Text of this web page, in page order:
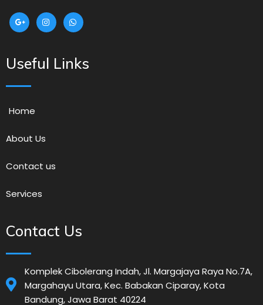
Useful Links
Home
About Us
Contact us
Services
Contact Us
Komplek Cibolerang Indah, Jl. Margajaya Raya No.7A,
Margahayu Utara, Kec. Babakan Ciparay, Kota
Bandung, Jawa Barat 40224